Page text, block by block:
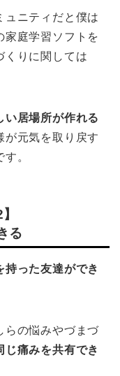
ュニティだと僕は
家庭学習ソフトを
くりに関しては
い居場所が作れる
が元気を取り戻す
。
る
持った友達ができ
らの悩みやづまづ
じ痛みを共有でき